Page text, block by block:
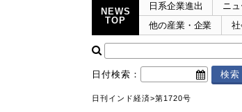
NEWS
TOP
日系企業進出 ニ
他の産業・企業
日付検索：
日刊インド経済>第1720号